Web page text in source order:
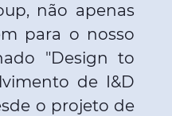
não apenas
para o nosso
"Design to
de I&D
o projeto de